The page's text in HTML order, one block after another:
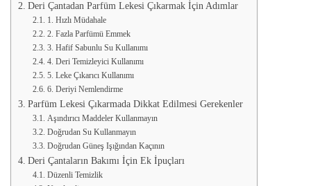
Deri Çantadan Parfüm Lekesi Çıkarmak İçin Adımlar
1. Hızlı Müdahale
2. Fazla Parfümü Emmek
3. Hafif Sabunlu Su Kullanımı
4. Deri Temizleyici Kullanımı
5. Leke Çıkarıcı Kullanımı
6. Deriyi Nemlendirme
Parfüm Lekesi Çıkarmada Dikkat Edilmesi Gerekenler
Aşındırıcı Maddeler Kullanmayın
Doğrudan Su Kullanmayın
Doğrudan Güneş Işığından Kaçının
Deri Çantaların Bakımı İçin Ek İpuçları
Düzenli Temizlik